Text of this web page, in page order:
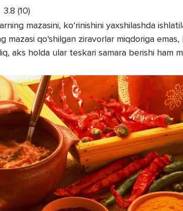
3.8 (10)
mazasini, ko‘rinishini yaxshilashda
mazasi qo‘shilgan ziravorlar miqdoriga
aks holda ular teskari samara berishi ham